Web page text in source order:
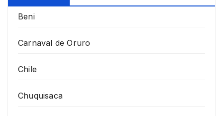
Beni
Carnaval de Oruro
Chile
Chuquisaca